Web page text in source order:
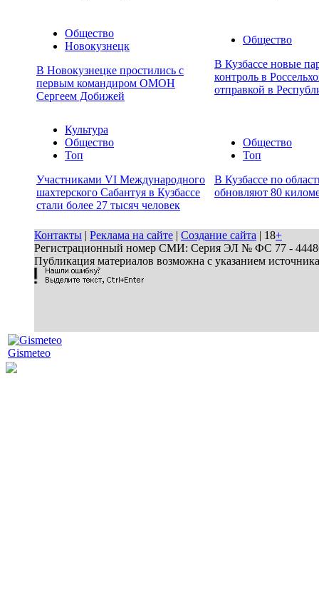
Общество
Новокузнецк
В Новокузнецке простились с
первым командиром ОМОН
Сергеем Добижей
Общество
В Кузбассе новые
контроль в
отправкой в
Культура
Общество
Топ
Участниками VI Международного
шахтерского Сабантуя в Кузбассе
стали более 27 тысяч человек
Общество
Топ
В Кузбассе по
обновляют 80
Контакты | Реклама на сайте | Создание сайта | 18+
Регистрационный номер СМИ: Серия ЭЛ № ФС 77 - 44486
Публикация материалов возможна с указанием
Gismeteo